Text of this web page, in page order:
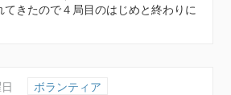
きたので４局目のはじめと終わりに
ボランティア